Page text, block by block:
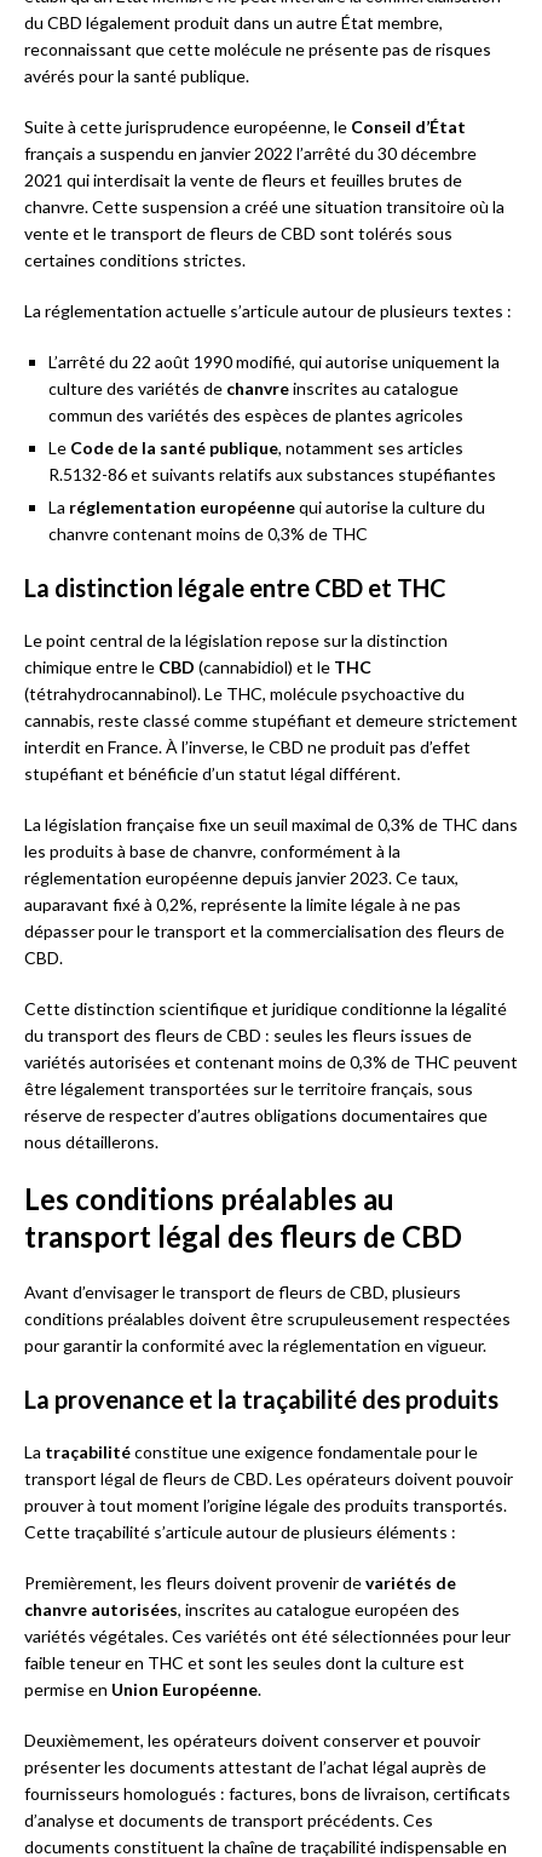
du CBD légalement produit dans un autre État membre,
reconnaissant que cette molécule ne présente pas de risques
avérés pour la santé publique.
Suite à cette jurisprudence européenne, le Conseil d’État
français a suspendu en janvier 2022 l’arrêté du 30 décembre
2021 qui interdisait la vente de fleurs et feuilles brutes de
chanvre. Cette suspension a créé une situation transitoire où la
vente et le transport de fleurs de CBD sont tolérés sous
certaines conditions strictes.
La réglementation actuelle s’articule autour de plusieurs textes :
L’arrêté du 22 août 1990 modifié, qui autorise uniquement la
culture des variétés de chanvreinscrites au catalogue
commun des variétés des espèces de plantes agricoles
Le Code de la santé publique, notamment ses articles
R.5132-86 et suivants relatifs aux substances stupéfiantes
La réglementation européennequi autorise la culture du
chanvre contenant moins de 0,3% de THC
La distinction légale entre CBD et THC
Le point central de la législation repose sur la distinction
chimique entre le CBD (cannabidiol) et le THC
(tétrahydrocannabinol). Le THC, molécule psychoactive du
cannabis, reste classé comme stupéfiant et demeure strictement
interdit en France. À l’inverse, le CBD ne produit pas d’effet
stupéfiant et bénéficie d’un statut légal différent.
La législation française fixe un seuil maximal de 0,3% de THC dans
les produits à base de chanvre, conformément à la
réglementation européenne depuis janvier 2023. Ce taux,
auparavant fixé à 0,2%, représente la limite légale à ne pas
dépasser pour le transport et la commercialisation des fleurs de
CBD.
Cette distinction scientifique et juridique conditionne la légalité
du transport des fleurs de CBD : seules les fleurs issues de
variétés autorisées et contenant moins de 0,3% de THC peuvent
être légalement transportées sur le territoire français, sous
réserve de respecter d’autres obligations documentaires que
nous détaillerons.
Les conditions préalables au
transport légal des fleurs de CBD
Avant d’envisager le transport de fleurs de CBD, plusieurs
conditions préalables doivent être scrupuleusement respectées
pour garantir la conformité avec la réglementation en vigueur.
La provenance et la traçabilité des produits
La traçabilitéconstitue une exigence fondamentale pour le
transport légal de fleurs de CBD. Les opérateurs doivent pouvoir
prouver à tout moment l’origine légale des produits transportés.
Cette traçabilité s’articule autour de plusieurs éléments :
Premièrement, les fleurs doivent provenir devariétés de
chanvre autorisées, inscrites au catalogue européen des
variétés végétales. Ces variétés ont été sélectionnées pour leur
faible teneur en THC et sont les seules dont la culture est
permise en Union Européenne.
Deuxièmement, les opérateurs doivent conserver et pouvoir
présenter les documents attestant de l’achat légal auprès de
fournisseurs homologués : factures, bons de livraison, certificats
d’analyse et documents de transport précédents. Ces
documents constituent la chaîne de traçabilité indispensable en